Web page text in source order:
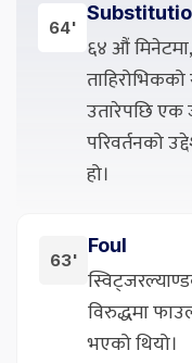
64'
६४ औं मिनेटमा,
उतारेपछि एक
परिवर्तनको
हो।
63'
Foul
विरुद्धमा
भएको थियो।